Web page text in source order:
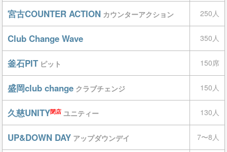
宮古COUNTER ACTION カウンターアクション 250人
Club Change Wave 350人
釜石PIT ピット 150席
盛岡club change クラブチェンジ 150人
久慈UNITY閉店 ユニティー 130人
UP&DOWN DAY アップダウンデイ 7〜8人